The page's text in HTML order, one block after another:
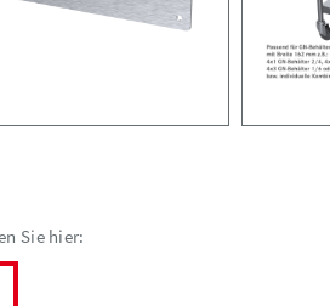
Sie hier: